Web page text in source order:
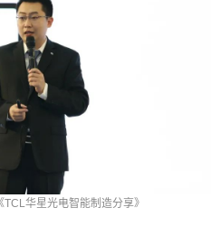
华星光电智能制造分享》